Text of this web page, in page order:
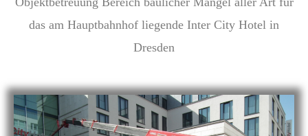
das am Hauptbahnhof liegende Inter City Hotel in
Dresden